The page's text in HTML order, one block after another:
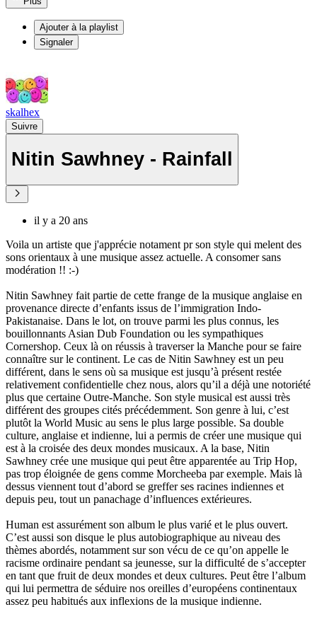
Ajouter à la playlist
Signaler
skalhex
Suivre
Nitin Sawhney - Rainfall
il y a 20 ans
Voila un artiste que j'apprécie notament pr son style qui melent des
sons orientaux à une musique assez actuelle. A consomer sans
modération !! :-)
Nitin Sawhney fait partie de cette frange de la musique anglaise en
provenance directe d’enfants issus de l’immigration Indo-
Pakistanaise. Dans le lot, on trouve parmi les plus connus, les
bouillonnants Asian Dub Foundation ou les sympathiques
Cornershop. Ceux là on réussis à traverser la Manche pour se faire
connaître sur le continent. Le cas de Nitin Sawhney est un peu
différent, dans le sens où sa musique est jusqu’à présent restée
relativement confidentielle chez nous, alors qu’il a déjà une notoriété
plus que certaine Outre-Manche. Son style musical est aussi très
différent des groupes cités précédemment. Son genre à lui, c’est
plutôt la World Music au sens le plus large possible. Sa double
culture, anglaise et indienne, lui a permis de créer une musique qui
est à la croisée des deux mondes musicaux. A la base, Nitin
Sawhney crée une musique qui peut être apparentée au Trip Hop,
pas trop éloignée de gens comme Morcheeba par exemple. Mais là
dessus viennent tout d’abord se greffer ses racines indiennes et
depuis peu, tout un panachage d’influences extérieures.
Human est assurément son album le plus varié et le plus ouvert.
C’est aussi son disque le plus autobiographique au niveau des
thèmes abordés, notamment sur son vécu de ce qu’on appelle le
racisme ordinaire pendant sa jeunesse, sur la difficulté de s’accepter
en tant que fruit de deux mondes et deux cultures. Peut être l’album
qui lui permettra de séduire nos oreilles d’européens continentaux
assez peu habitués aux inflexions de la musique indienne.